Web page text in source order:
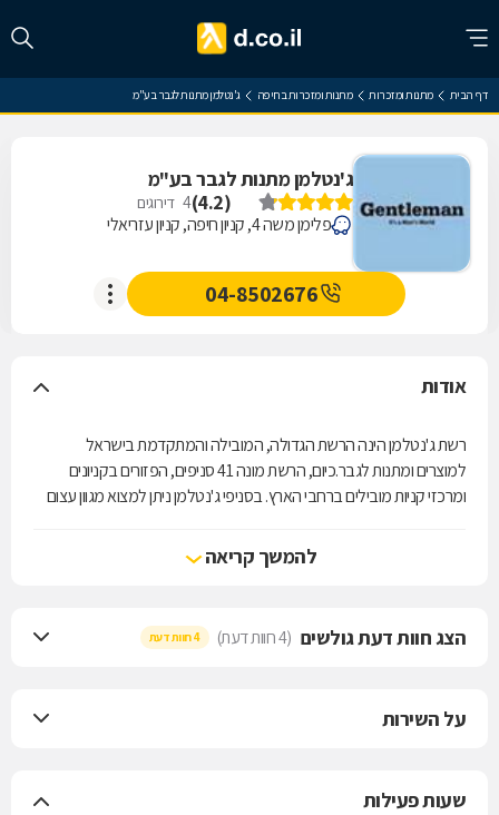
דף הבית מתנות ומזכרות מתנות ומזכרות בחיפה ג'נטלמן מתנות לגבר בע"מ
ג'נטלמן מתנות לגבר בע"מ
(
4.2
)
4 דירוגים
פלימן משה 4, קניון חיפה, קניון עזריאלי
04-8502676
אודות
רשת ג'נטלמן הינה הרשת הגדולה, המובילה והמתקדמת בישראל
למוצרים ומתנות לגבר.כיום, הרשת מונה 41 סניפים, הפזורים בקניונים
ומרכזי קניות מובילים ברחבי הארץ. בסניפי ג'נטלמן ניתן למצוא מגוון עצום
להמשך קריאה
הצג חוות דעת גולשים (4 חוות דעת) 4 חוות דעת
על השירות
שעות פעילות